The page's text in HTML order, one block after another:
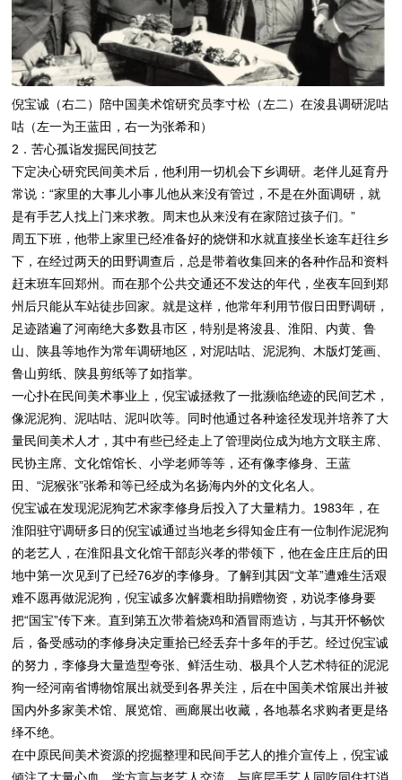
倪宝诚（右二）陪中国美术馆研究员李寸松（左二）在浚县调研泥咕
咕（左一为王蓝田，右一为张希和）
2．苦心孤诣发掘民间技艺
下定决心研究民间美术后，他利用一切机会下乡调研。老伴儿延育丹
常说：“家里的大事儿小事儿他从来没有管过，不是在外面调研，就
是有手艺人找上门来求教。周末也从来没有在家陪过孩子们。”
周五下班，他带上家里已经准备好的烧饼和水就直接坐长途车赶往乡
下，在经过两天的田野调查后，总是带着收集回来的各种作品和资料
赶末班车回郑州。而在那个公共交通还不发达的年代，坐夜车回到郑
州后只能从车站徒步回家。就是这样，他常年利用节假日田野调研，
足迹踏遍了河南绝大多数县市区，特别是将浚县、淮阳、内黄、鲁
山、陕县等地作为常年调研地区，对泥咕咕、泥泥狗、木版灯笼画、
鲁山剪纸、陕县剪纸等了如指掌。
一心扑在民间美术事业上，倪宝诚拯救了一批濒临绝迹的民间艺术，
像泥泥狗、泥咕咕、泥叫吹等。同时他通过各种途径发现并培养了大
量民间美术人才，其中有些已经走上了管理岗位成为地方文联主席、
民协主席、文化馆馆长、小学老师等等，还有像李修身、王蓝
田、“泥猴张”张希和等已经成为名扬海内外的文化名人。
倪宝诚在发现泥泥狗艺术家李修身后投入了大量精力。1983年，在
淮阳驻守调研多日的倪宝诚通过当地老乡得知金庄有一位制作泥泥狗
的老艺人，在淮阳县文化馆干部彭兴孝的带领下，他在金庄庄后的田
地中第一次见到了已经76岁的李修身。了解到其因“文革”遭难生活艰
难不愿再做泥泥狗，倪宝诚多次解囊相助捐赠物资，劝说李修身要
把“国宝”传下来。直到第五次带着烧鸡和酒冒雨造访，与其开怀畅饮
后，备受感动的李修身决定重拾已经丢弃十多年的手艺。经过倪宝诚
的努力，李修身大量造型夸张、鲜活生动、极具个人艺术特征的泥泥
狗一经河南省博物馆展出就受到各界关注，后在中国美术馆展出并被
国内外多家美术馆、展览馆、画廊展出收藏，各地慕名求购者更是络
绎不绝。
在中原民间美术资源的挖掘整理和民间手艺人的推介宣传上，倪宝诚
倾注了大量心血。学方言与老艺人交流，与底层手艺人同吃同住打消